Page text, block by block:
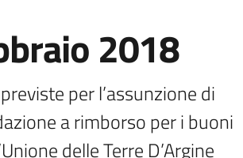
2018
per l’assunzione di
a rimborso per i buoni
delle Terre D’Argine